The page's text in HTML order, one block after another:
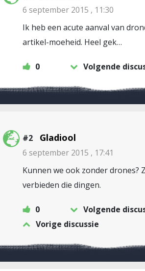
6 september 2015 , 11:30
Ik heb een acute aanval van
artikel-moeheid. Heel gek…
0 Volgende
#2 Gladiool
6 september 2015 , 17:41
Kunnen we ook zonder drones?
verbieden die dingen.
0
Volgende
Vorige discussie